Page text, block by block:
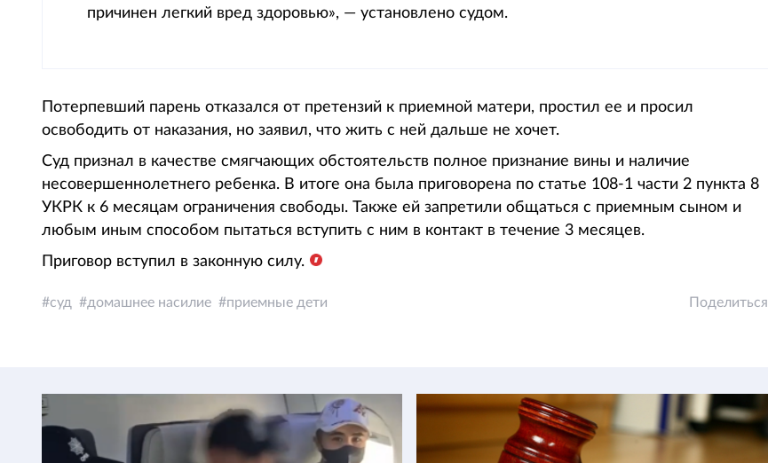
причинен легкий вред здоровью», — установлено судом.
Потерпевший парень отказался от претензий к приемной матери, простил ее и просил
освободить от наказания, но заявил, что жить с ней дальше не хочет.
Суд признал в качестве смягчающих обстоятельств полное признание вины и наличие
несовершеннолетнего ребенка. В итоге она была приговорена по статье 108-1 части 2 пункта 8
УКРК к 6 месяцам ограничения свободы. Также ей запретили общаться с приемным сыном и
любым иным способом пытаться вступить с ним в контакт в течение 3 месяцев.
Приговор вступил в законную силу.
суд домашнее насилие приемные дети Поделиться